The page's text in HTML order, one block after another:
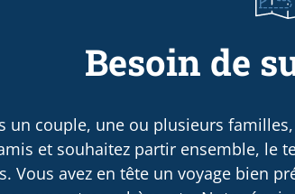
Besoin de
un couple, une ou plusieurs
et souhaitez partir ensemble, le
Vous avez en tête un voyage bien